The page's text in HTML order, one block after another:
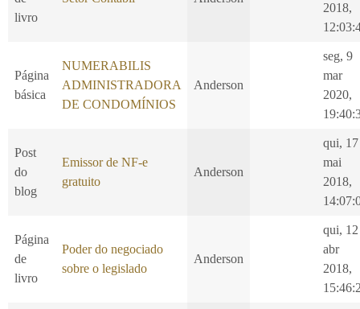
livro
2018,
Página
básica
NUMERABILIS
ADMINISTRADORA
DE CONDOMÍNIOS
Anderson
seg, 9
mar
2020,
Post
do
blog
Emissor de NF-e
gratuito
Anderson
qui, 17
mai
2018,
Página
de
livro
Poder do negociado
sobre o legislado
Anderson
qui, 12
abr
2018,